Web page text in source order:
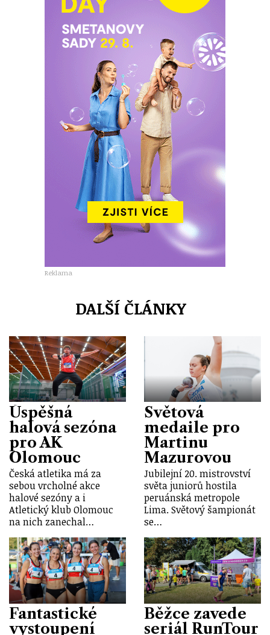
Reklama
DALŠÍ ČLÁNKY
Úspěšná
halová sezóna
pro AK
Olomouc
Česká atletika má za
sebou vrcholné akce
halové sezóny a i
Atletický klub Olomouc
na nich zanechal…
Světová
medaile pro
Martinu
Mazurovou
Jubilejní 20. mistrovství
světa juniorů hostila
peruánská metropole
Lima. Světový šampionát
se…
Fantastické
vystoupení
Běžce zavede
seriál RunTour